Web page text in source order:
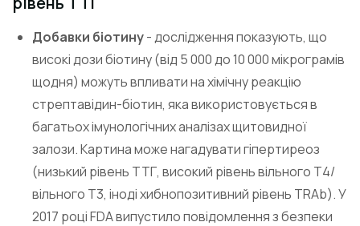
Добавки біотину- дослідження показують, що
високі дози біотину (від 5 000 до 10 000 мікрограмів
щодня) можуть впливати на хімічну реакцію
стрептавідин-біотин, яка використовується в
багатьох імунологічних аналізах щитовидної
залози. Картина може нагадувати гіпертиреоз
(низький рівень ТТГ, високий рівень вільного Т4/
вільного Т3, іноді хибнопозитивний рівень TRAb). У
2017 році FDA випустило повідомлення з безпеки